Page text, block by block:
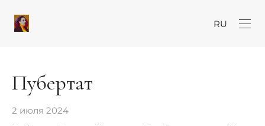
RU
Пубертат
2 июля 2024